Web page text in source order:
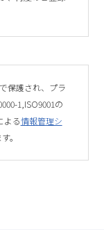
保護され、プラ
1,ISO9001の
よる情報管理シ
。